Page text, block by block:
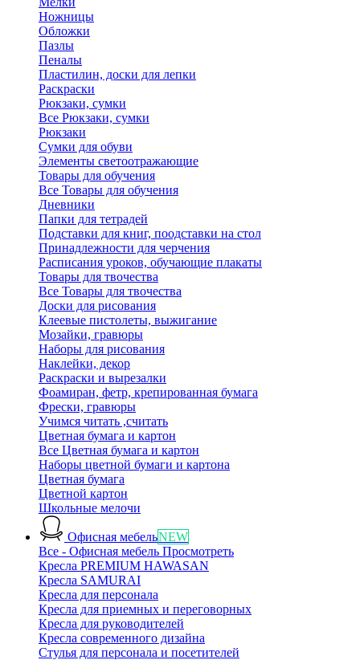
Ножницы
Обложки
Пазлы
Пеналы
Пластилин, доски для лепки
Раскраски
Рюкзаки, сумки
Все Рюкзаки, сумки
Рюкзаки
Сумки для обуви
Элементы светоотражающие
Товары для обучения
Все Товары для обучения
Дневники
Папки для тетрадей
Подставки для книг, поодставки на стол
Принадлежности для черчения
Расписания уроков, обучающие плакаты
Товары для твочества
Все Товары для твочества
Доски для рисования
Клеевые пистолеты, выжигание
Мозайки, гравюры
Наборы для рисования
Наклейки, декор
Раскраски и вырезалки
Фоамиран, фетр, крепированная бумага
Фрески, гравюры
Учимся читать ,считать
Цветная бумага и картон
Все Цветная бумага и картон
Наборы цветной бумаги и картона
Цветная бумага
Цветной картон
Школьные мелочи
Офисная мебельNEW
Все - Офисная мебель Просмотреть
Кресла PREMIUM HAWASAN
Кресла SAMURAI
Кресла для персонала
Кресла для приемных и переговорных
Кресла для руководителей
Кресла современного дизайна
Стулья для персонала и посетителей